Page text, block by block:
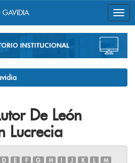
GAVIDIA
De León
Lucrecia
D E F G H J K L
M